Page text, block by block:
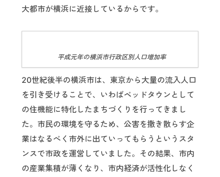
大都市が横浜に近接しているからです。
平成元年の横浜市行政区別人口増加率
20世紀後半の横浜市は、東京から大量の流入人口
を引き受けることで、いわばベッドタウンとして
の住機能に特化したまちづくりを行ってきまし
た。市民の環境を守るため、公害を撒き散らす企
業はなるべく市外に出ていってもらうというスタ
ンスで市政を運営していました。その結果、市内
の産業集積が薄くなり、市内経済が活性化しなく